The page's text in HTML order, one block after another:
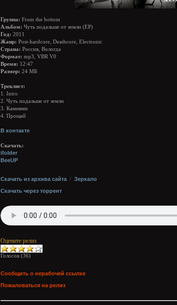
Группа: From the bottom
Альбом: Чуть подальше от земли (EP)
Год: 2011
Жанр: Post-hardcore, Deathcore, Electronic
Страна: Россия, Вологда
Формат: mp3, VBR V0
Время: 12:47
Размер: 24 МБ
Треклист:
1. Intro
2. Чуть подальше от земли
3. Камнями
4. Прощай
В контакте
Скачать:
ifolder
BeeUP
Скачать из архива сайта / Зеркало
Скачать через торрент
Оцените релиз
Голосов (36)
Сообщить о нерабочей ссылке
Пожаловаться на релиз